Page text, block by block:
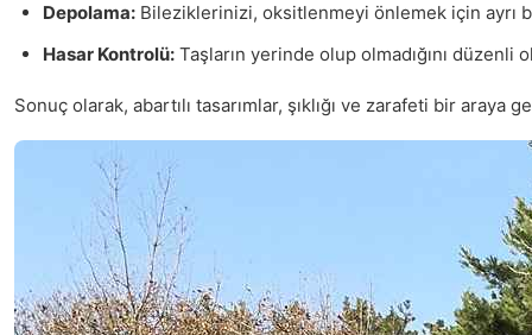
Depolama: Bileziklerinizi, oksitlenmeyi önlemek için ayrı
Hasar Kontrolü: Taşların yerinde olup olmadığını
Sonuç olarak, abartılı tasarımlar, şıklığı ve zarafeti bir